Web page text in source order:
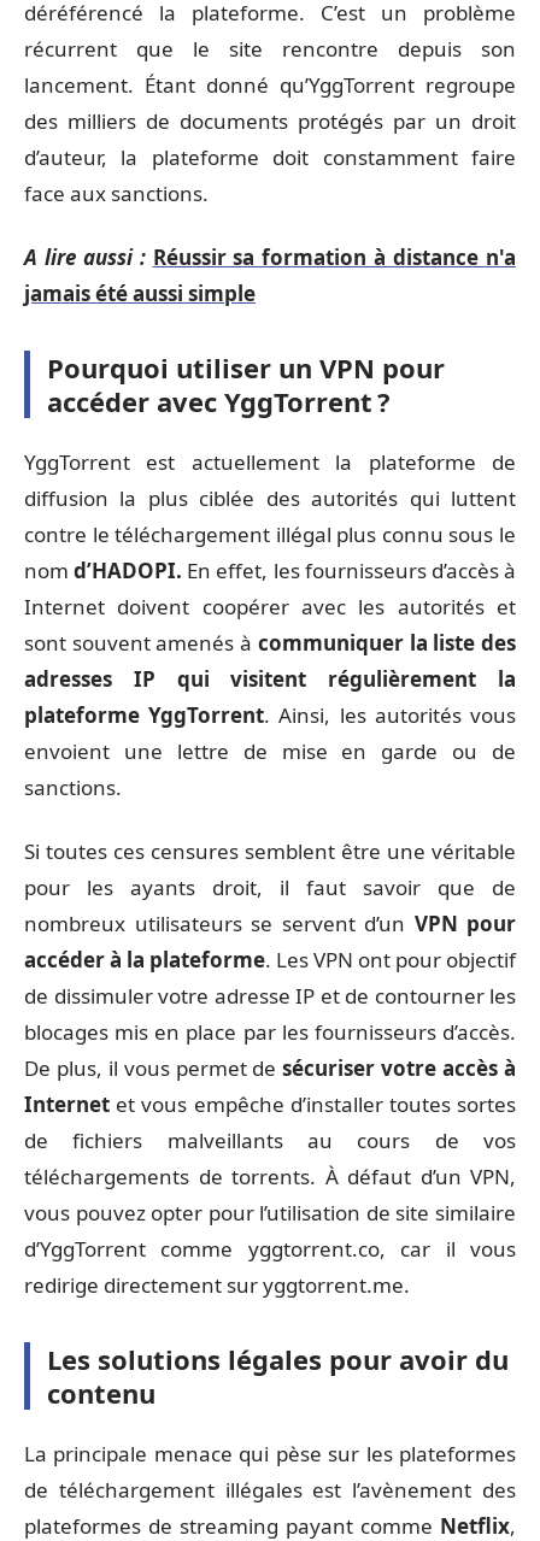
déréférencé la plateforme. C’est un problème
récurrent que le site rencontre depuis son
lancement. Étant donné qu’YggTorrent regroupe
des milliers de documents protégés par un droit
d’auteur, la plateforme doit constamment faire
face aux sanctions.
A lire aussi : Réussir sa formation à distance n'a
jamais été aussi simple
Pourquoi utiliser un VPN pour
accéder avec YggTorrent ?
YggTorrent est actuellement la plateforme de
diffusion la plus ciblée des autorités qui luttent
contre le téléchargement illégal plus connu sous le
nomd’HADOPI. En effet, les fournisseurs d’accès à
Internet doivent coopérer avec les autorités et
sont souvent amenés à communiquer la liste des
adresses IP qui visitent régulièrement la
plateforme YggTorrent. Ainsi, les autorités vous
envoient une lettre de mise en garde ou de
sanctions.
Si toutes ces censures semblent être une véritable
pour les ayants droit, il faut savoir que de
nombreux utilisateurs se servent d’un VPN pour
accéder à la plateforme. Les VPN ont pour objectif
de dissimuler votre adresse IP et de contourner les
blocages mis en place par les fournisseurs d’accès.
De plus, il vous permet desécuriser votre accès à
Internet et vous empêche d’installer toutes sortes
de fichiers malveillants au cours de vos
téléchargements de torrents. À défaut d’un VPN,
vous pouvez opter pour l’utilisation de site similaire
d’YggTorrent comme yggtorrent.co, car il vous
redirige directement sur yggtorrent.me.
Les solutions légales pour avoir du
contenu
La principale menace qui pèse sur les plateformes
de téléchargement illégales est l’avènement des
plateformes de streaming payant comme Netflix,